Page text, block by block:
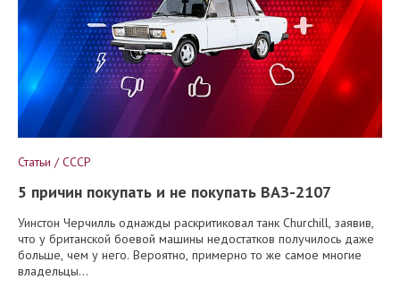
Статьи / СССР
5 причин покупать и не покупать ВАЗ-2107
Уинстон Черчилль однажды раскритиковал танк Churchill, заявив,
что у британской боевой машины недостатков получилось даже
больше, чем у него. Вероятно, примерно то же самое многие
владельцы...